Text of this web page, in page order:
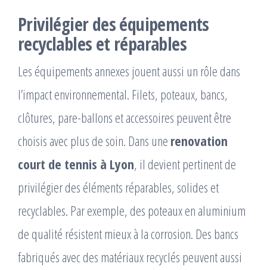
Privilégier des équipements
recyclables et réparables
Les équipements annexes jouent aussi un rôle dans
l’impact environnemental. Filets, poteaux, bancs,
clôtures, pare-ballons et accessoires peuvent être
choisis avec plus de soin. Dans une renovation
court de tennis à Lyon, il devient pertinent de
privilégier des éléments réparables, solides et
recyclables. Par exemple, des poteaux en aluminium
de qualité résistent mieux à la corrosion. Des bancs
fabriqués avec des matériaux recyclés peuvent aussi